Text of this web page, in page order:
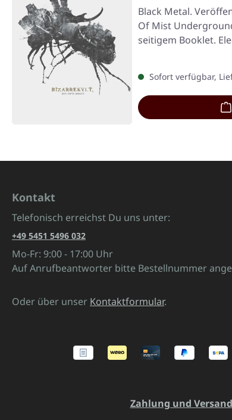
Black Metal.
Of Mist
seitigem Booklet.
Sofort verfügbar,
Kontakt
Telefonisch erreichst Du uns unter:
+49 5451 5496 032
Mo-Fr: 9:00 - 17:00 Uhr
Auf Anrufbeantworter bitte Bestellnummer
Oder über unser Kontaktformular.
Zahlung und Versand